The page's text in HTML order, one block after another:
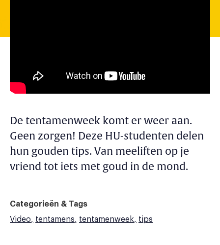
De tentamenweek komt er weer aan.
Geen zorgen! Deze HU-studenten delen
hun gouden tips. Van meeliften op je
vriend tot iets met goud in de mond.
Categorieën & Tags
Video
tentamens tentamenweek tips